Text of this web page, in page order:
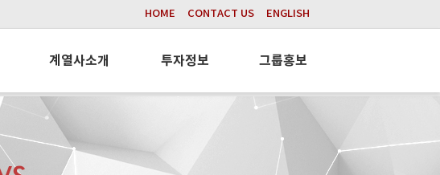
HOME CONTACT US ENGLISH
계열사소개
오텍캐리어
투자정보 그룹홍보
홍보동영상